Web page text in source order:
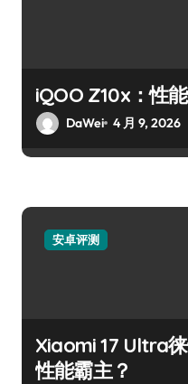
iQOO Z10x：性
DaWei 4 月 9, 2026
安卓评测
Xiaomi 17 Ultra
性能霸主？